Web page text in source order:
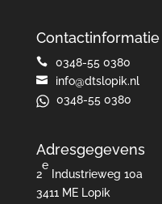
Contactinformatie
 0348-55 0380

info@dtslopik.nl
0348-55 0380
Adresgegevens
2
e
Industrieweg 10a
3411 ME Lopik